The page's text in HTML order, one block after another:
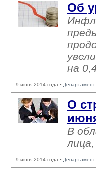
Об
на
9 июня 2014 года •
О
В
9 июня 2014 года •